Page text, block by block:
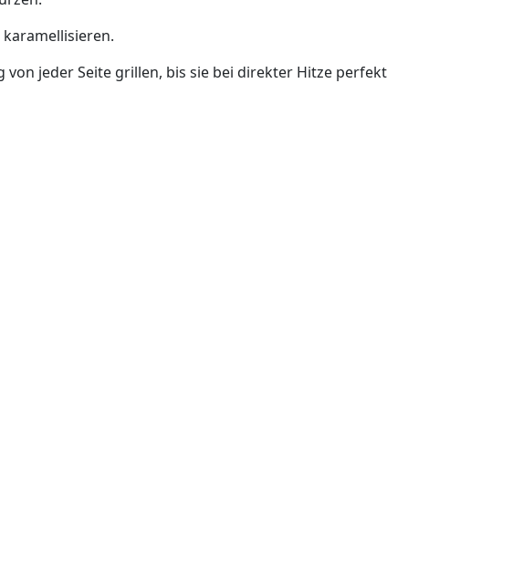
jeder Seite grillen, bis sie bei direkter Hitze perfekt